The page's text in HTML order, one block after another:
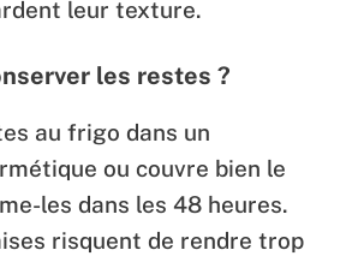
leur texture.
les restes ?
au frigo dans un
ou couvre bien le
les dans les 48 heures.
risquent de rendre trop